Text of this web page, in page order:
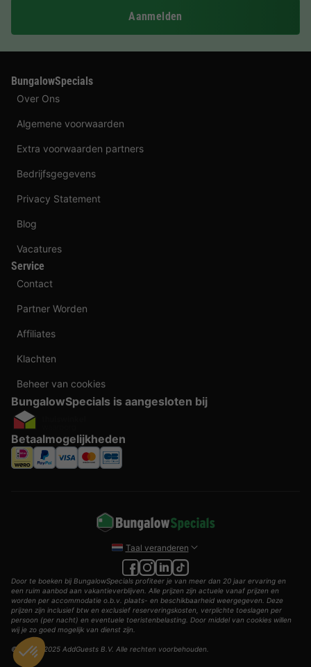
Aanmelden
BungalowSpecials
Over Ons
Algemene voorwaarden
Extra voorwaarden partners
Bedrijfsgegevens
Privacy Statement
Blog
Vacatures
Service
Contact
Partner Worden
Affiliates
Klachten
Beheer van cookies
BungalowSpecials is aangesloten bij
Betaalmogelijkheden
Taal veranderen
Door te boeken bij BungalowSpecials profiteer je van meer dan 20 jaar ervaring en
een ruim aanbod aan vakantieverblijven. Alle prijzen zijn actuele vanaf prijzen en
worden per accommodatie o.b.v. plaats- en beschikbaarheid weergegeven. Deze
prijzen zijn inclusief btw en exclusief reserveringskosten, verplichte toeslagen per
persoon (per nacht) en eventuele toeristenbelasting. Door middel van cookies willen
wij je zo goed mogelijk van dienst zijn.
© 2002 - 2025 AddGuests B.V. Alle rechten voorbehouden.